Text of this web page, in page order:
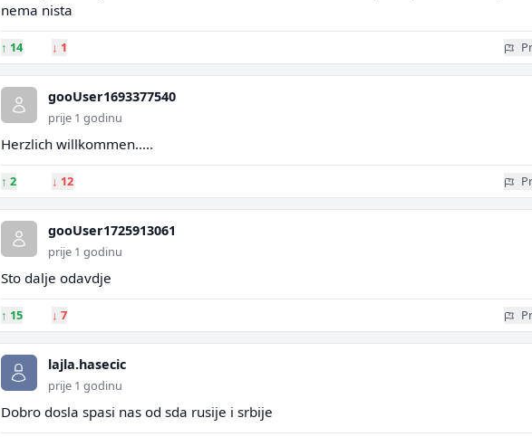
nema nista
↑ 14 ↓ 1
gooUser1693377540
prije 1 godinu
Herzlich willkommen.....
↑ 2 ↓ 12
gooUser1725913061
prije 1 godinu
Sto dalje odavdje
↑ 15 ↓ 7
lajla.hasecic
prije 1 godinu
Dobro dosla spasi nas od sda rusije i srbije